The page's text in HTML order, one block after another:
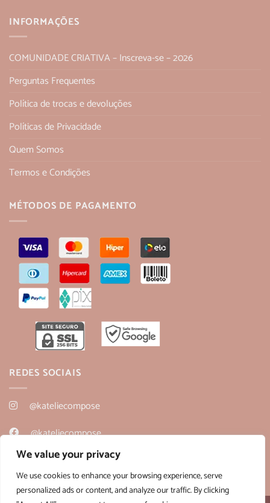
We value your privacy
We use cookies to enhance your browsing experience, serve
personalized ads or content, and analyze our traffic. By clicking
INFORMAÇÕES
COMUNIDADE CRIATIVA – Inscreva-se – 2026
Perguntas Frequentes
Política de trocas e devoluções
Políticas de Privacidade
Quem Somos
Termos e Condições
MÉTODOS DE PAGAMENTO
REDES SOCIAIS
@kateliecompose
@kateliecompose
@kateliecompose